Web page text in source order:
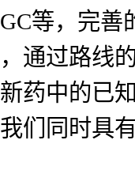
GC等，完善
，通过路线
新药中的已
我们同时具